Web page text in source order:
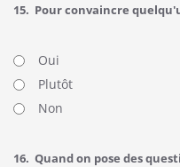
15. Pour convaincre
Oui
Plutôt
Non
16. Quand on pose des